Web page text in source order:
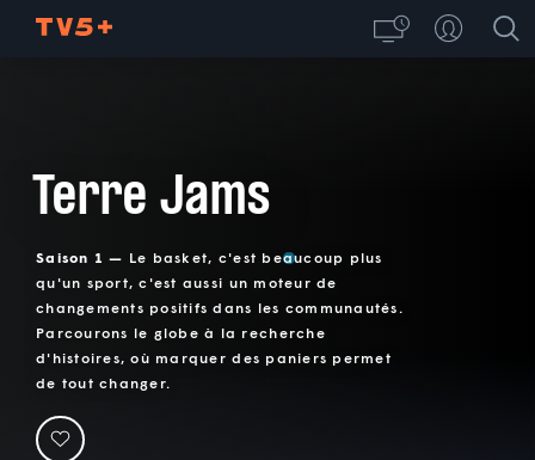
Terre Jams
Saison 1 — Le basket, c'est beaucoup plus
qu'un sport, c'est aussi un moteur de
changements positifs dans les communautés.
Parcourons le globe à la recherche
d'histoires, où marquer des paniers permet
de tout changer.